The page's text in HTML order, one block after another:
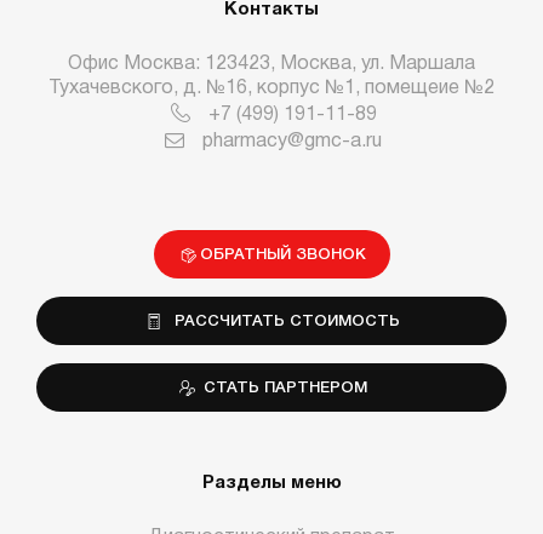
Контакты
Офис Москва: 123423, Москва, ул. Маршала
Тухачевского, д. №16, корпус №1, помещеие №2
+7 (499) 191-11-89
pharmacy@gmc-a.ru
ОБРАТНЫЙ ЗВОНОК
РАССЧИТАТЬ СТОИМОСТЬ
СТАТЬ ПАРТНЕРОМ
Разделы меню